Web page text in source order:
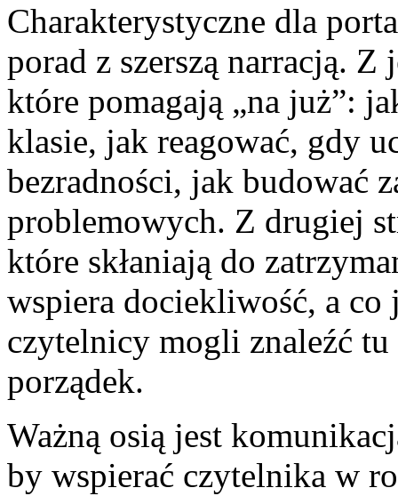
Charakterystyczne dla
porad z szerszą narracją.
które pomagają „na już”:
klasie, jak reagować, gdy
bezradności, jak budować
problemowych. Z drugiej
które skłaniają do
wspiera dociekliwość, a co
czytelnicy mogli znaleźć
porządek.
Ważną osią jest
by wspierać czytelnika w